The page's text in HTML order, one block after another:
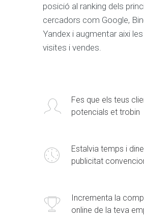
posició al ranking dels
cercadors com Google,
Yandex i augmentar aixi
visites i vendes.
Fes que els teus
potencials et trobin
Estalvia temps i
publicitat
Incrementa la
online de la teva